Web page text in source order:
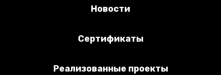
Новости
Сертификаты
Реализованные проекты